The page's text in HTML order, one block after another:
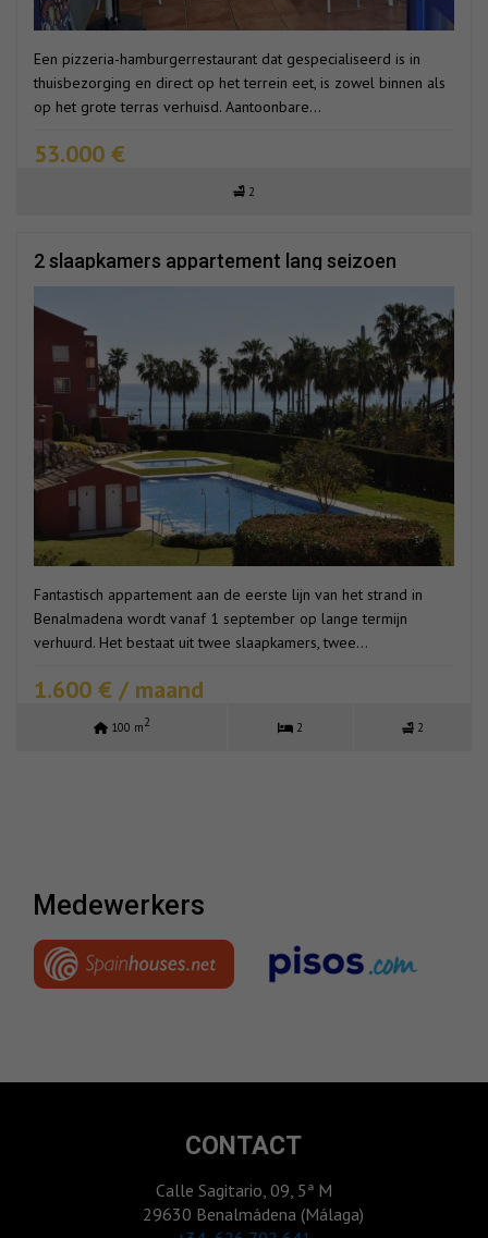
Een pizzeria-hamburgerrestaurant dat gespecialiseerd is in
thuisbezorging en direct op het terrein eet, is zowel binnen als
op het grote terras verhuisd. Aantoonbare...
53.000 €
2
2 slaapkamers appartement lang seizoen
Fantastisch appartement aan de eerste lijn van het strand in
Benalmadena wordt vanaf 1 september op lange termijn
verhuurd. Het bestaat uit twee slaapkamers, twee...
1.600 € / maand
100 m2 2 2
medewerkers
CONTACT
Calle Sagitario, 09, 5ª M
29630 Benalmádena (Málaga)